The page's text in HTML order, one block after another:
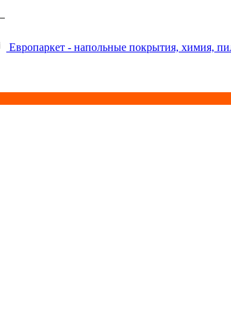
Европаркет - напольные покрытия, химия,